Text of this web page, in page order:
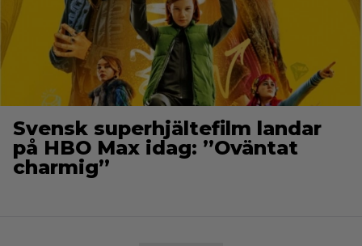
Svensk superhjältefilm landar
på HBO Max idag: ”Oväntat
charmig”